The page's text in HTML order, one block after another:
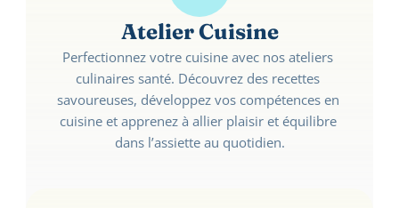
Atelier Cuisine
Perfectionnez votre cuisine avec nos ateliers
culinaires santé. Découvrez des recettes
savoureuses, développez vos compétences en
cuisine et apprenez à allier plaisir et équilibre
dans l’assiette au quotidien.